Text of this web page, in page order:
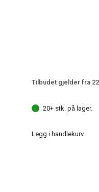
Tilbudet gjelder fra
20+ stk. på lager.
Legg i handlekurv